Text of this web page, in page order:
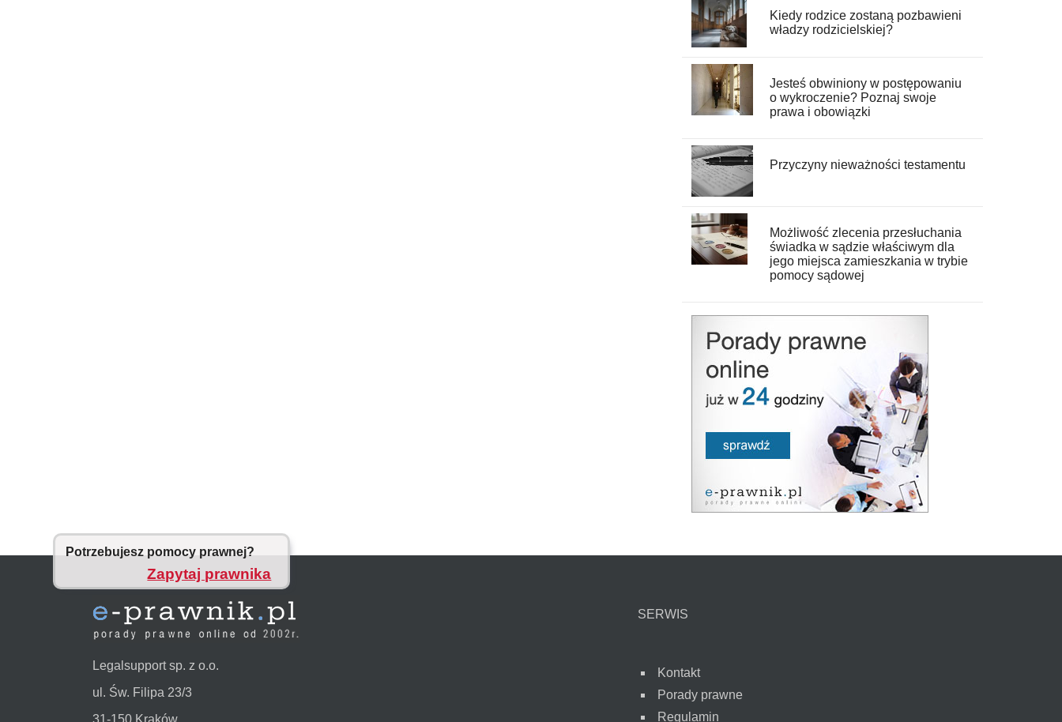
Kiedy rodzice zostaną pozbawieni
władzy rodzicielskiej?
Jesteś obwiniony w postępowaniu
o wykroczenie? Poznaj swoje
prawa i obowiązki
Przyczyny nieważności testamentu
Możliwość zlecenia przesłuchania
świadka w sądzie właściwym dla
jego miejsca zamieszkania w trybie
pomocy sądowej
Legalsupport sp. z o.o.
ul. Św. Filipa 23/3
31-150 Kraków
SERWIS
Kontakt
Porady prawne
Regulamin
Potrzebujesz pomocy prawnej?
Zapytaj prawnika